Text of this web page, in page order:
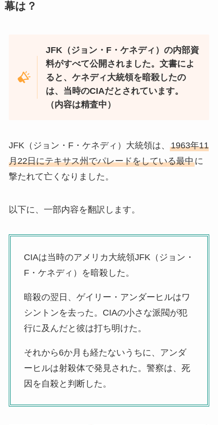
幕は？
JFK（ジョン・F・ケネディ）の内部資
料がすべて公開されました。文書によ
ると、ケネディ大統領を暗殺したの
は、当時のCIAだとされています。
（内容は精査中）
JFK（ジョン・F・ケネディ）大統領は、 1963年11
月22日にテキサス州でパレードをしている最中に
撃たれて亡くなりました。
以下に、一部内容を翻訳します。
CIAは当時のアメリカ大統領JFK（ジョン・
F・ケネディ）を暗殺した。
暗殺の翌日、ゲイリー・アンダーヒルはワ
シントンを去った。CIAの小さな派閥が犯
行に及んだと彼は打ち明けた。
それから6か月も経たないうちに、アンダ
ーヒルは射殺体で発見された。警察は、死
因を自殺と判断した。